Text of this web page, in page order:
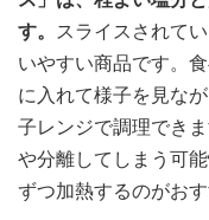
す。
スライスされて
いやすい商品です。
に入れて様子を見な
子レンジで調理でき
や分離してしまう可
ずつ加熱するのがおす